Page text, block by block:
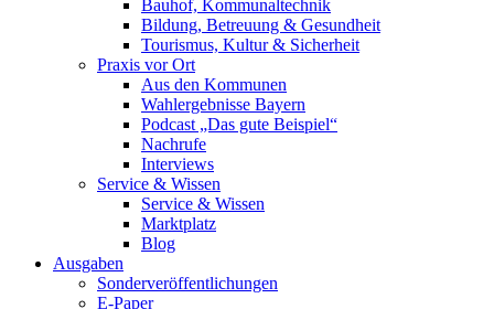
Bauhof, Kommunaltechnik
Bildung, Betreuung & Gesundheit
Tourismus, Kultur & Sicherheit
Praxis vor Ort
Aus den Kommunen
Wahlergebnisse Bayern
Podcast „Das gute Beispiel“
Nachrufe
Interviews
Service & Wissen
Service & Wissen
Marktplatz
Blog
Ausgaben
Sonderveröffentlichungen
E-Paper